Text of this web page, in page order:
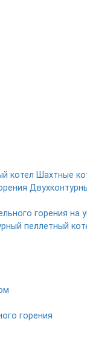
котел Шахтные
горения на
пеллетный
горения